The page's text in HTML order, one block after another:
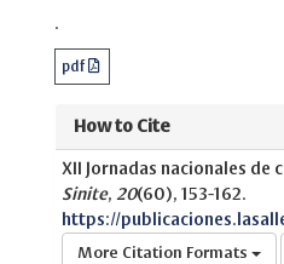
.
pdf
How to Cite
XII Jornadas nacionales de
Sinite, 20(60), 153-162.
https://
More Citation Formats